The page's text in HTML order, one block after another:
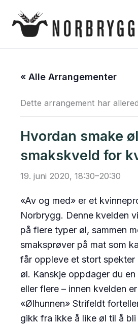
rett
« Alle Arrangementer
Dette arrangement har
Hvordan smake
smakskveld for
19. juni 2020, 18:30–20:30
«Av og med» er et
Norbrygg. Denne kvelden
på flere typer øl, sammen
smaksprøver på mat som
får oppleve et stort spekter
øl. Kanskje oppdager du
eller flere – innen kvelden
«Ølhunnen» Strifeldt
gikk fra ikke å like øl til å